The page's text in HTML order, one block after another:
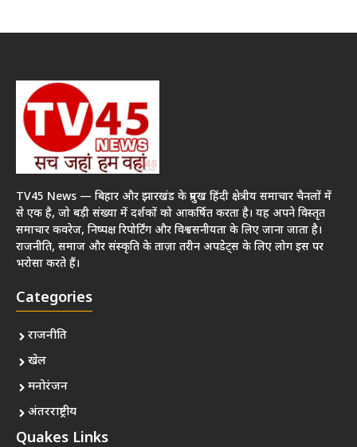
TV45 News — बिहार और झारखंड के प्रमुख हिंदी क्षेत्रीय समाचार चैनलों में
से एक है, जो बड़ी संख्या में दर्शकों को आकर्षित करता है। यह अपने विस्तृत
समाचार कवरेज, निष्पक्ष रिपोर्टिंग और विश्वसनीयता के लिए जाना जाता है।
राजनीति, समाज और संस्कृति के ताज़ा तरीन अपडेट्स के लिए लोग इस पर
भरोसा करते हैं।
Categories
राजनीति
खेल
मनोरंजन
अंतरराष्ट्रीय
Quakes Links